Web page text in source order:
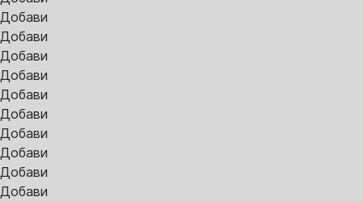
Добави
Добави
Добави
Добави
Добави
Добави
Добави
Добави
Добави
Добави